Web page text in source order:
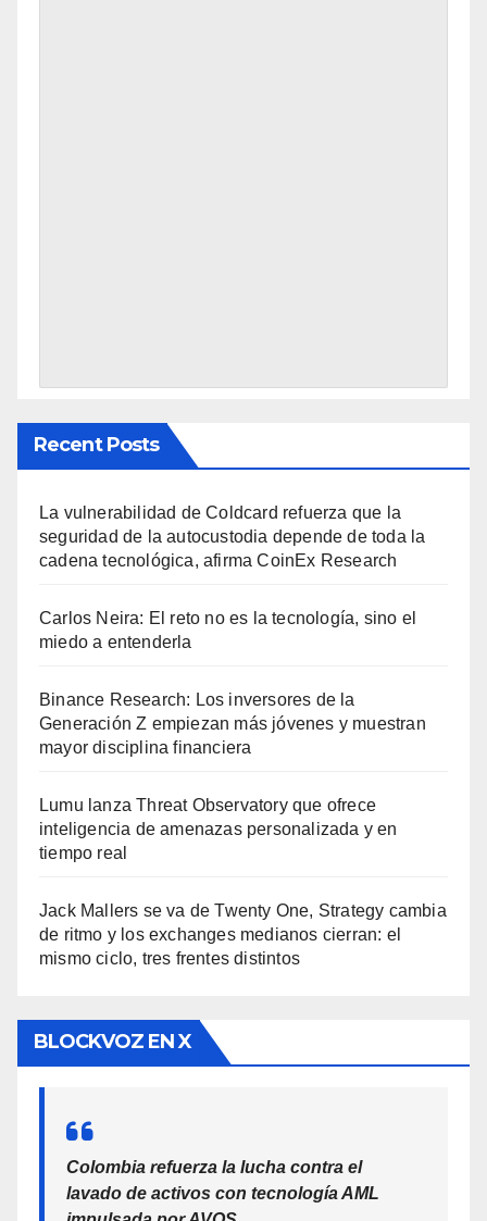
Recent Posts
La vulnerabilidad de Coldcard refuerza que la
seguridad de la autocustodia depende de toda la
cadena tecnológica, afirma CoinEx Research
Carlos Neira: El reto no es la tecnología, sino el
miedo a entenderla
Binance Research: Los inversores de la
Generación Z empiezan más jóvenes y muestran
mayor disciplina financiera
Lumu lanza Threat Observatory que ofrece
inteligencia de amenazas personalizada y en
tiempo real
Jack Mallers se va de Twenty One, Strategy cambia
de ritmo y los exchanges medianos cierran: el
mismo ciclo, tres frentes distintos
BLOCKVOZ EN X
Colombia refuerza la lucha contra el
lavado de activos con tecnología AML